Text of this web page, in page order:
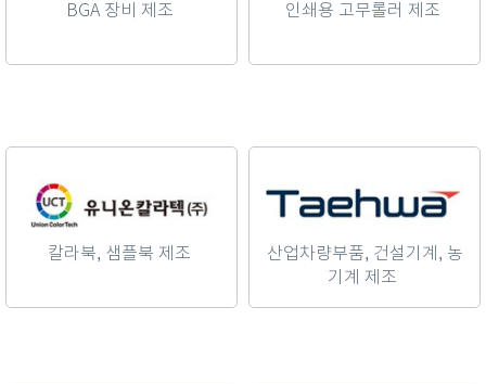
BGA 장비 제조 인쇄용 고무롤러 제조
칼라북, 샘플북 제조
산업차량부품, 건설기계, 농
기계 제조